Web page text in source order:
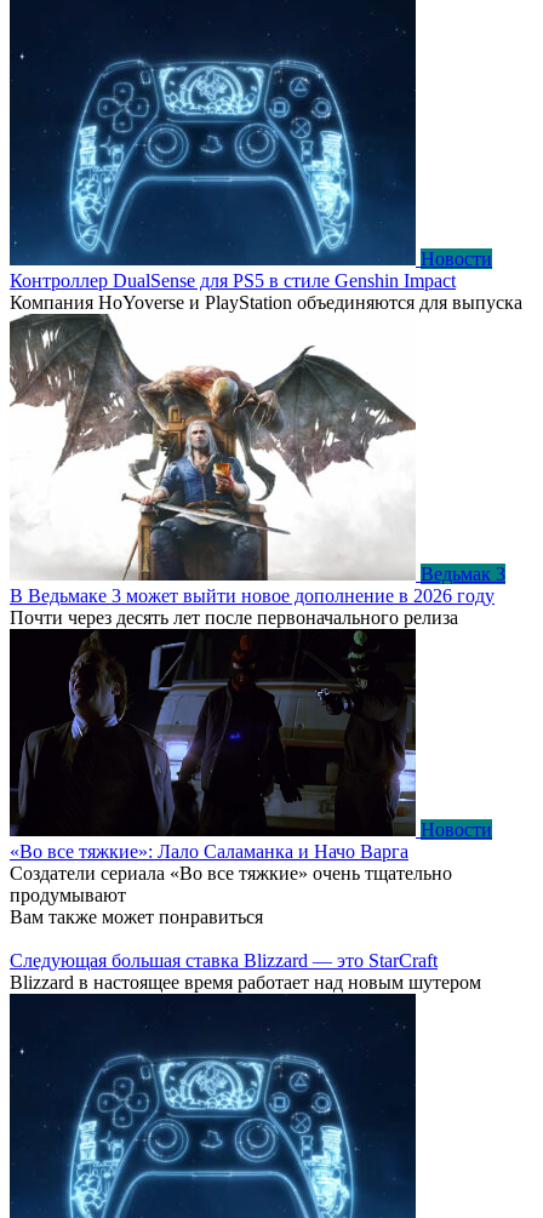
Новости
Контроллер DualSense для PS5 в стиле Genshin Impact
Компания HoYoverse и PlayStation объединяются для выпуска
Ведьмак 3
В Ведьмаке 3 может выйти новое дополнение в 2026 году
Почти через десять лет после первоначального релиза
Новости
«Во все тяжкие»: Лало Саламанка и Начо Варга
Создатели сериала «Во все тяжкие» очень тщательно
продумывают
Вам также может понравиться
Следующая большая ставка Blizzard — это StarCraft
Blizzard в настоящее время работает над новым шутером